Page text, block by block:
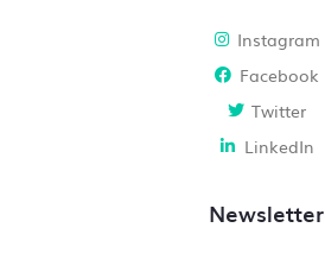
Instagram
Facebook
Twitter
LinkedIn
Newsletter